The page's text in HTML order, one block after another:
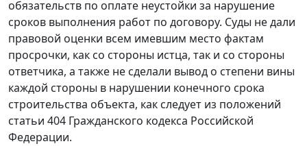
обязательств по оплате неустойки за нарушение
сроков выполнения работ по договору. Суды не дали
правовой оценки всем имевшим место фактам
просрочки, как со стороны истца, так и со стороны
ответчика, а также не сделали вывод о степени вины
каждой стороны в нарушении конечного срока
строительства объекта, как следует из положений
статьи 404 Гражданского кодекса Российской
Федерации.